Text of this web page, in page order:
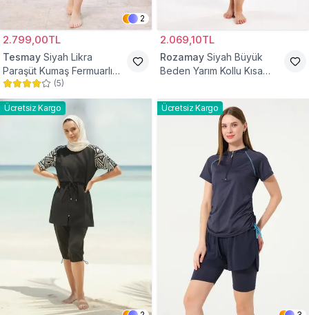
2
2.799,00TL
Tesmay Siyah Likra
Paraşüt Kumaş Fermuarlı
Hızlı Kuruyan Yarım Kapalı
Taytlı Mayo
(5)
2.069,10TL
Rozamay Siyah Büyük
Beden Yarım Kollu Kısa
Ücretsiz Kargo Ücretsiz Kargo